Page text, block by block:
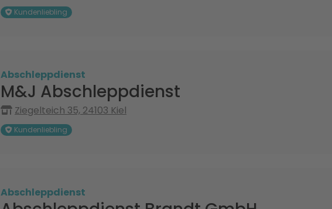
Kundenliebling
Abschleppdienst
M&J Abschleppdienst
Ziegelteich 35, 24103 Kiel
Kundenliebling
Abschleppdienst